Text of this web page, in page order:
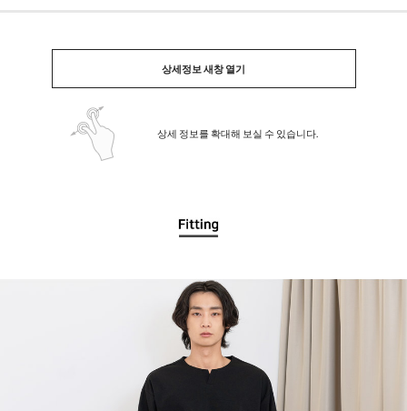
상세정보 새창 열기
상세 정보를 확대해 보실 수 있습니다.